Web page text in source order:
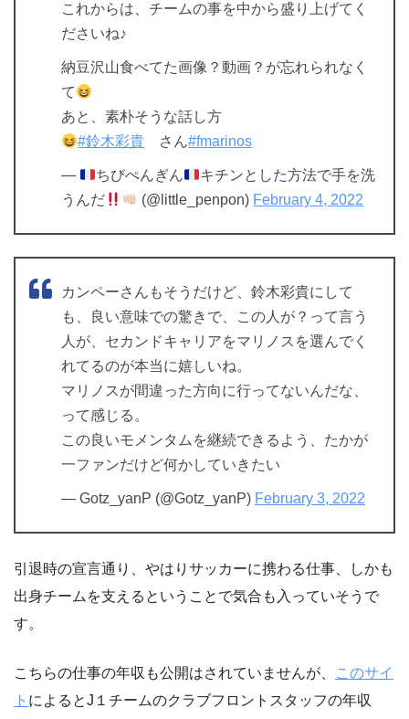
これからは、チームの事を中から盛り上げてく
ださいね♪
納豆沢山食べてた画像？動画？が忘れられなく
て
あと、素朴そうな話し方
#鈴木彩貴 さん#fmarinos
— ちびぺんぎん
キチンとした方法で手を洗
うんだ
(@little_penpon) February 4, 2022
カンペーさんもそうだけど、鈴木彩貴にして
も、良い意味での驚きで、この人が？って言う
人が、セカンドキャリアをマリノスを選んでく
れてるのが本当に嬉しいね。
マリノスが間違った方向に行ってないんだな、
って感じる。
この良いモメンタムを継続できるよう、たかが
一ファンだけど何かしていきたい
— Gotz_yanP (@Gotz_yanP) February 3, 2022
引退時の宣言通り、やはりサッカーに携わる仕事、しかも
出身チームを支えるということで気合も入っていそうで
す。
こちらの仕事の年収も公開はされていませんが、
このサイ
ト によるとJ１チームのクラブフロントスタッフの年収